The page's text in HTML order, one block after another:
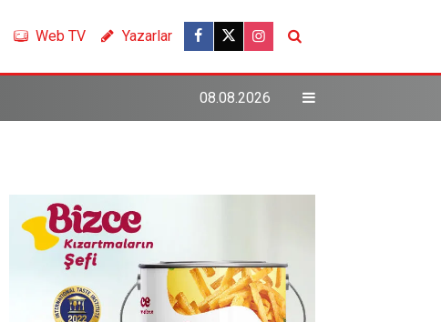
Web TV Yazarlar
08.08.2026